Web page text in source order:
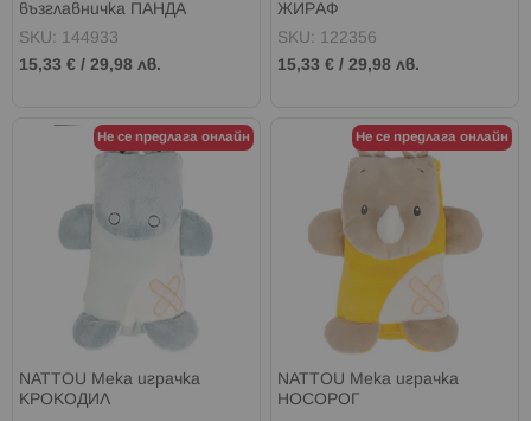
възглавничка ПАНДА
SKU: 144933
15,33 € / 29,98 лв.
ЖИРАФ
SKU: 122356
15,33 € /29,98 лв.
Не се предлага онлайн
NATTOU Мека играчка
КРОКОДИЛ
Не се предлага онлайн
NATTOU Мека играчка
НОСОРОГ